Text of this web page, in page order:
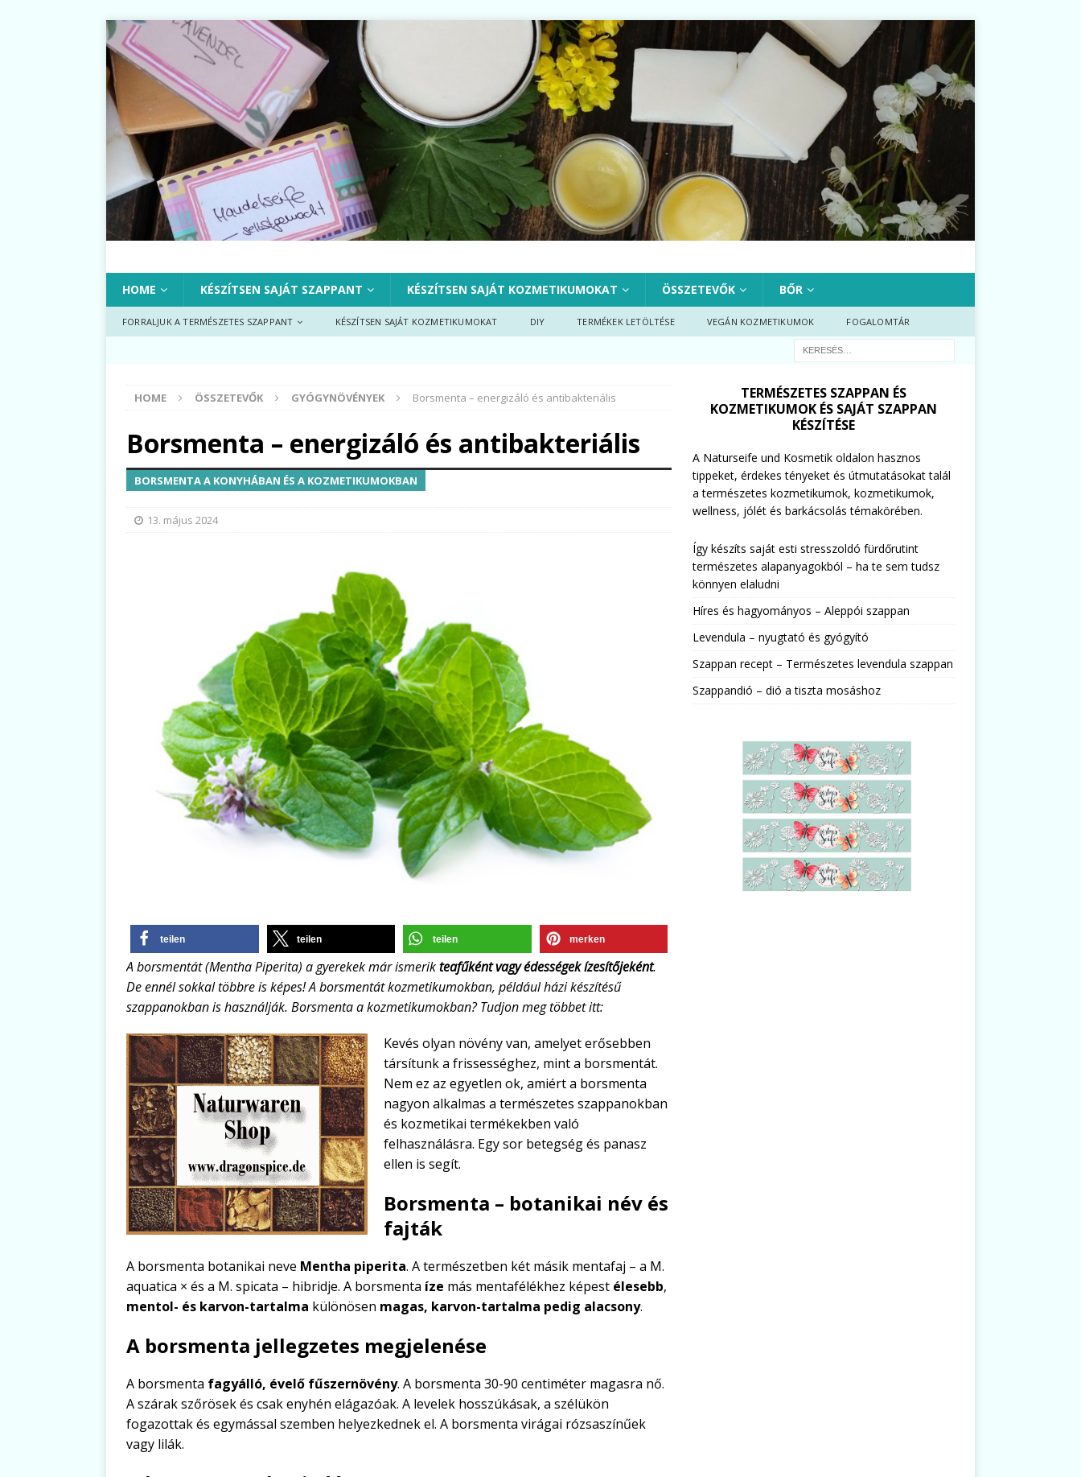
HOME KÉSZÍTSEN SAJÁT SZAPPANT KÉSZÍTSEN SAJÁT KOZMETIKUMOKAT ÖSSZETEVŐK BŐR
FORRALJUK A TERMÉSZETES SZAPPANT KÉSZÍTSEN SAJÁT KOZMETIKUMOKAT DIY TERMÉKEK LETÖLTÉSE VEGÁN KOZMETIKUMOK FOGALOMTÁR
HOME ÖSSZETEVŐK GYÓGYNÖVÉNYEK Borsmenta – energizáló és antibakteriális
Borsmenta – energizáló és antibakteriális
BORSMENTA A KONYHÁBAN ÉS A KOZMETIKUMOKBAN
13. május 2024
teilen teilen teilen merken
A borsmentát (Mentha Piperita) a gyerekek már ismerikteafűként vagy édességek ízesítőjeként.
De ennél sokkal többre is képes! A borsmentát kozmetikumokban, például házi készítésű
szappanokban is használják. Borsmenta a kozmetikumokban? Tudjon meg többet itt:
Kevés olyan növény van, amelyet erősebben
társítunk a frissességhez, mint a borsmentát.
Nem ez az egyetlen ok, amiért a borsmenta
nagyon alkalmas a természetes szappanokban
és kozmetikai termékekben való
felhasználásra. Egy sor betegség és panasz
ellen is segít.
Borsmenta – botanikai név és
fajták
A borsmenta botanikai neve Mentha piperita. A természetben két másik mentafaj – a M.
aquatica × és a M. spicata – hibridje. A borsmenta íze más mentafélékhez képest élesebb,
mentol- és karvon-tartalma különösen magas, karvon-tartalma pedig alacsony.
A borsmenta jellegzetes megjelenése
A borsmenta fagyálló, évelő fűszernövény. A borsmenta 30-90 centiméter magasra nő.
A szárak szőrösek és csak enyhén elágazóak. A levelek hosszúkásak, a szélükön
fogazottak és egymással szemben helyezkednek el. A borsmenta virágai rózsaszínűek
vagy lilák.
TERMÉSZETES SZAPPAN ÉS
KOZMETIKUMOK ÉS SAJÁT SZAPPAN
KÉSZÍTÉSE
A Naturseife und Kosmetik oldalon hasznos
tippeket, érdekes tényeket és útmutatásokat talál
a természetes kozmetikumok, kozmetikumok,
wellness, jólét és barkácsolás témakörében.
Így készíts saját esti stresszoldó fürdőrutint
természetes alapanyagokból – ha te sem tudsz
könnyen elaludni
Híres és hagyományos – Aleppói szappan
Levendula – nyugtató és gyógyító
Szappan recept – Természetes levendula szappan
Szappandió – dió a tiszta mosáshoz